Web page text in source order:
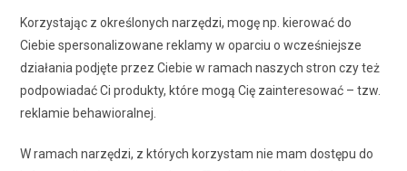
Korzystając z określonych narzędzi, mogę np. kierować do
Ciebie spersonalizowane reklamy w oparciu o wcześniejsze
działania podjęte przez Ciebie w ramach naszych stron czy też
podpowiadać Ci produkty, które mogą Cię zainteresować – tzw.
reklamie behawioralnej.
W ramach narzędzi, z których korzystam nie mam dostępu do